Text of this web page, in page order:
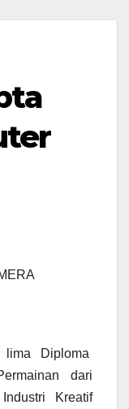
Diploma
dari
Kreatif